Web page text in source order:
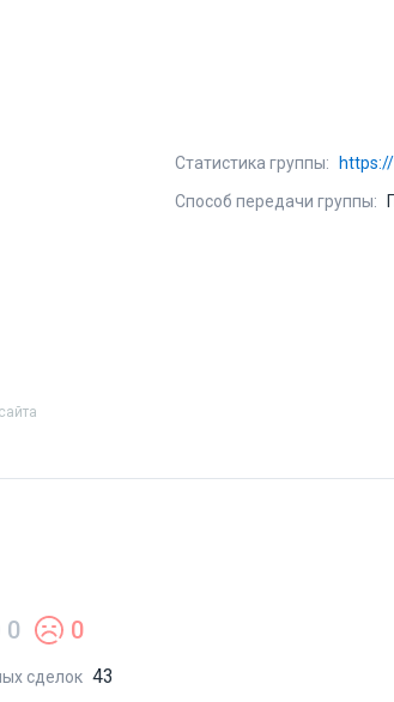
Статистика группы:
Способ передачи группы:
0 0
сделок 43